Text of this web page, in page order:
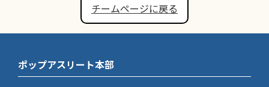
チームページに戻る
ポップアスリート本部